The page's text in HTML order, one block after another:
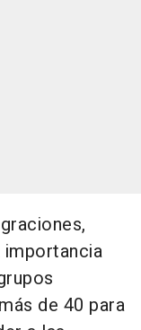
importancia
de 40 para